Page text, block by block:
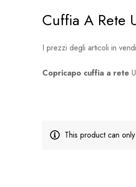
Cuffia A Rete
I prezzi degli articoli in
Copricapo cuffia a rete
This product can